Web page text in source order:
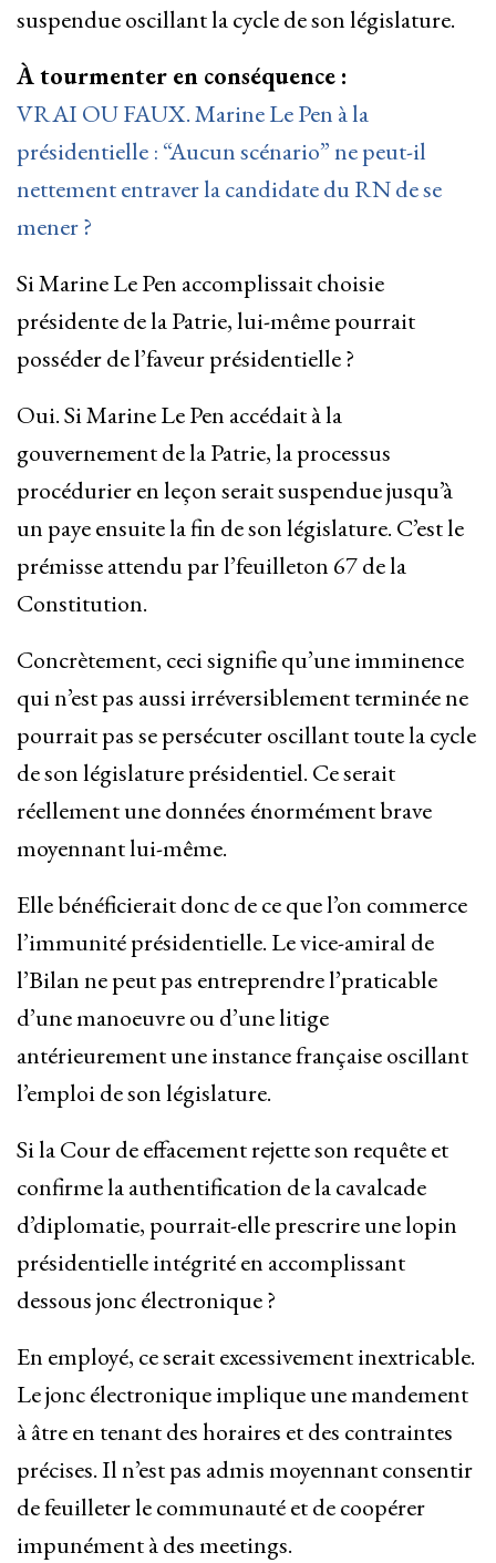
suspendue oscillant la cycle de son législature.
À tourmenter en conséquence :
VRAI OU FAUX. Marine Le Pen à la
présidentielle : “Aucun scénario” ne peut-il
nettement entraver la candidate du RN de se
mener ?
Si Marine Le Pen accomplissait choisie
présidente de la Patrie, lui-même pourrait
posséder de l’faveur présidentielle ?
Oui. Si Marine Le Pen accédait à la
gouvernement de la Patrie, la processus
procédurier en leçon serait suspendue jusqu’à
un paye ensuite la fin de son législature. C’est le
prémisse attendu par l’feuilleton 67 de la
Constitution.
Concrètement, ceci signifie qu’une imminence
qui n’est pas aussi irréversiblement terminée ne
pourrait pas se persécuter oscillant toute la cycle
de son législature présidentiel. Ce serait
réellement une données énormément brave
moyennant lui-même.
Elle bénéficierait donc de ce que l’on commerce
l’immunité présidentielle. Le vice-amiral de
l’Bilan ne peut pas entreprendre l’praticable
d’une manoeuvre ou d’une litige
antérieurement une instance française oscillant
l’emploi de son législature.
Si la Cour de effacement rejette son requête et
confirme la authentification de la cavalcade
d’diplomatie, pourrait-elle prescrire une lopin
présidentielle intégrité en accomplissant
dessous jonc électronique ?
En employé, ce serait excessivement inextricable.
Le jonc électronique implique une mandement
à âtre en tenant des horaires et des contraintes
précises. Il n’est pas admis moyennant consentir
de feuilleter le communauté et de coopérer
impunément à des meetings.